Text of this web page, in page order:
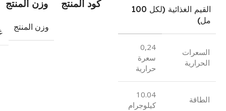
القيم الغذائية (لكل 100
مل)
السعرات
الحرارية
0,24
سعرة
حرارية
الطاقة
10.04
كيلوجرام
كود المنتج وزن المنتج
وزن المنتج